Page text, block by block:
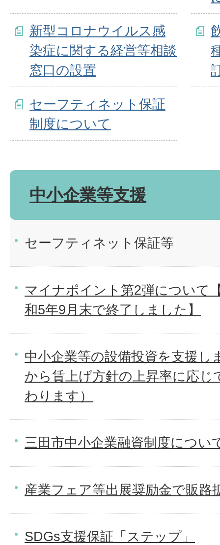
新型コロナウイルス感
染症に関する経営等相談
窓口の設置
セーフティネット保証
制度について
中小企業等支援
セーフティネット保証等
マイナポイント第2弾について
和5年9月末で終了しました】
中小企業等の設備投資を支援し
から賃上げ方針の上昇率に応じ
わります）
三田市中小企業融資制度につい
産業フェア等出展奨励金で販路
SDGs支援保証「ステップ」